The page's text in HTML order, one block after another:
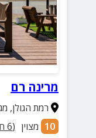
מרינה רם
רמת הגולן,
10 מצוין (
6